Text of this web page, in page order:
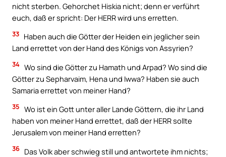
nicht sterben. Gehorchet Hiskia nicht; denn er verführt
euch, daß er spricht: Der HERR wird uns erretten.
33 Haben auch die Götter der Heiden ein jeglicher sein
Land errettet von der Hand des Königs von Assyrien?
34 Wo sind die Götter zu Hamath und Arpad? Wo sind die
Götter zu Sepharvaim, Hena und Iwwa? Haben sie auch
Samaria errettet von meiner Hand?
35 Wo ist ein Gott unter aller Lande Göttern, die ihr Land
haben von meiner Hand errettet, daß der HERR sollte
Jerusalem von meiner Hand erretten?
36 Das Volk aber schwieg still und antwortete ihm nichts;